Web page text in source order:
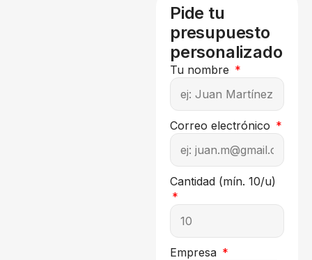
Pide tu
presupuesto
personalizado
Tu nombre
Correo electrónico
Cantidad (mín. 10/u)
Empresa